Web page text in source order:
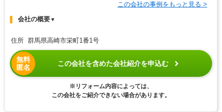
この会社の事例をもっと見る >
会社の概要▼
住所 群馬県高崎市栄町1番1号
無料
匿名
この会社を含めた会社紹介を申込む
※リフォーム内容によっては、
この会社をご紹介できない場合があります。